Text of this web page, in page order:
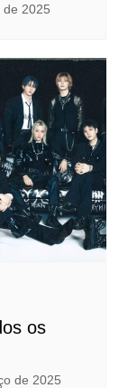
de 2025
os
de 2025